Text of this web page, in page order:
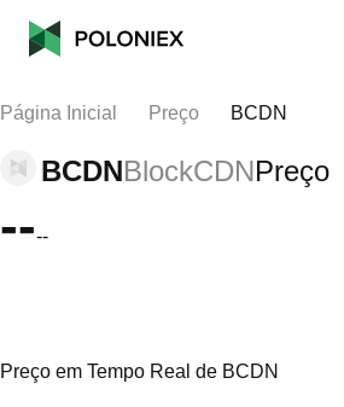
Página Inicial Preço BCDN
BCDNBlockCDNPreço
----
Preço em Tempo Real de BCDN